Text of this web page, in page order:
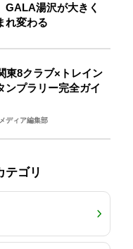
GALA湯沢が大きく
れ変わる
東8クラブ×トレイン
ンプラリー完全ガイ
ディア編集部
テゴリ